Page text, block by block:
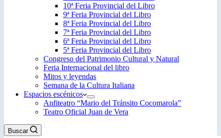
10ª Feria Provincial del Libro
9ª Feria Provincial del Libro
8ª Feria Provincial del Libro
7ª Feria Provincial del Libro
6ª Feria Provincial del Libro
5ª Feria Provincial del Libro
Congreso del Patrimonio Cultural y Natural
Feria Internacional del libro
Mitos y leyendas
Semana de la Cultura Italiana
Espacios escénicos
Anfiteatro “Mario del Tránsito Cocomarola”
Teatro Oficial Juan de Vera
Buscar